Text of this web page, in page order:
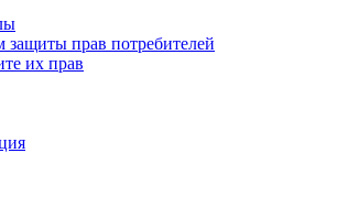
защиты прав потребителей
их прав